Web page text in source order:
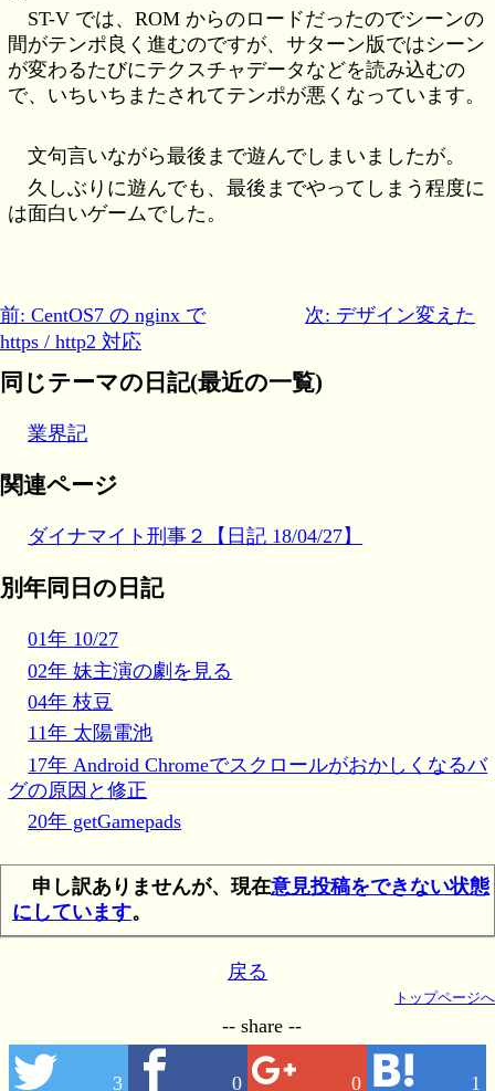
ST-V では、ROM からのロードだったのでシーンの
間がテンポ良く進むのですが、サターン版ではシーン
が変わるたびにテクスチャデータなどを読み込むの
で、いちいちまたされてテンポが悪くなっています。
文句言いながら最後まで遊んでしまいましたが。
久しぶりに遊んでも、最後までやってしまう程度に
は面白いゲームでした。
前: CentOS7 の nginx で
https / http2 対応
次: デザイン変えた
同じテーマの日記(最近の一覧)
業界記
関連ページ
ダイナマイト刑事２【日記 18/04/27】
別年同日の日記
01年 10/27
02年 妹主演の劇を見る
04年 枝豆
11年 太陽電池
17年 Android Chromeでスクロールがおかしくなるバ
グの原因と修正
20年 getGamepads
申し訳ありませんが、現在意見投稿をできない状態
にしています。
戻る
トップページへ
-- share --
3 0 0 1